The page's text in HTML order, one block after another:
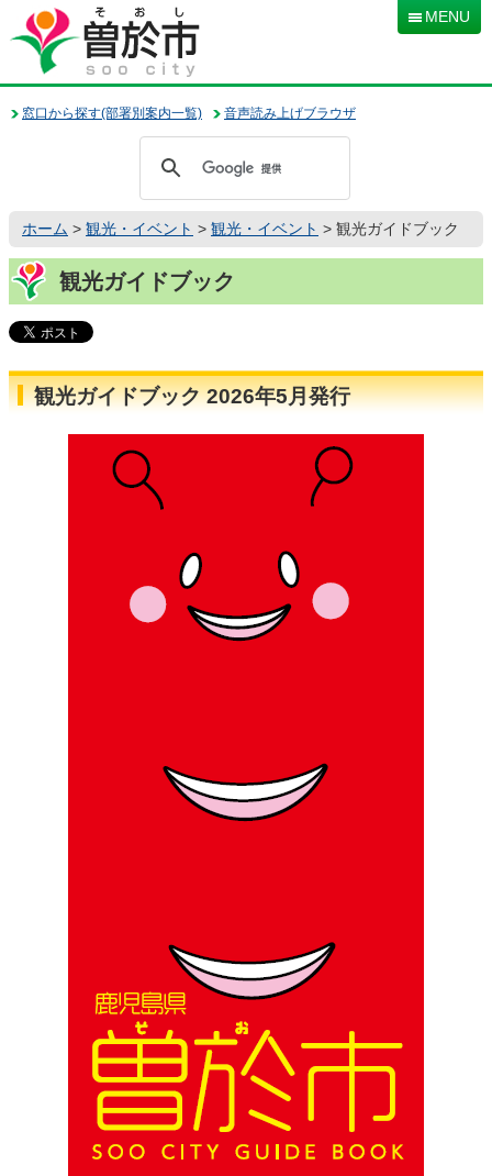
本
文
移
動
音声読み上げブラウザ
窓口から探す(部署別案内一覧)
MENU
ホーム > 観光・イベント > 観光・イベント > 観光ガイドブック
観光ガイドブック
観光ガイドブック 2026年5月発行